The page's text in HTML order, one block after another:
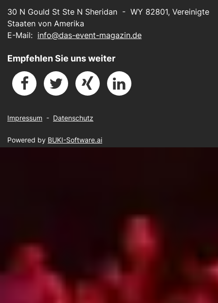
30 N Gould St Ste N Sheridan - WY 82801, Vereinigte
Staaten von Amerika
E-Mail: info@das-event-magazin.de
Empfehlen Sie uns weiter
Impressum - Datenschutz
Powered by BUKI-Software.ai